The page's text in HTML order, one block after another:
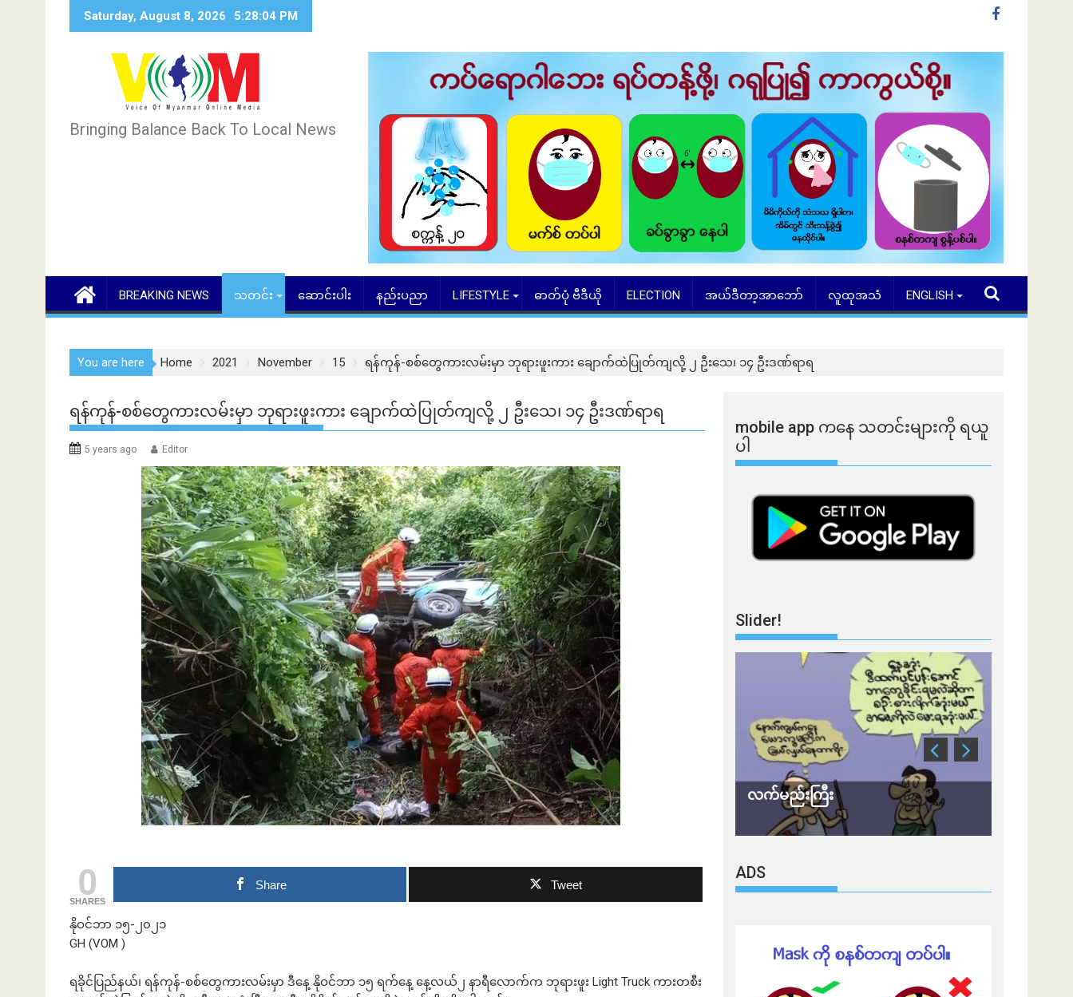
Saturday, August 8, 2026 5:28:05 PM
Bringing Balance Back To Local News
BREAKING NEWS သတင်း ဆောင်းပါး နည်းပညာ LIFESTYLE ဓာတ်ပုံ ဗီဒီယို ELECTION အယ်ဒီတာ့အာဘော် လူထုအသံ ENGLISH
You are here Home 2021 November 15 ရန်ကုန်-စစ်တွေကားလမ်းမှာ ဘုရားဖူးကား ချောက်ထဲပြုတ်ကျလို့ ၂ ဦးသေ၊ ၁၄ ဦးဒဏ်ရာရ
ရန်ကုန်-စစ်တွေကားလမ်းမှာ ဘုရားဖူးကား ချောက်ထဲပြုတ်ကျလို့ ၂ ဦးသေ၊ ၁၄ ဦးဒဏ်ရာရ
5 years ago Editor
0
SHARES
Share Tweet
နိုဝင်ဘာ ၁၅-၂၀၂၁
GH (VOM )
ရခိုင်ပြည်နယ်၊ ရန်ကုန်-စစ်တွေကားလမ်းမှာ ဒီနေ့ နိုဝင်ဘာ ၁၅ ရက်နေ့ နေ့လယ်၂ နာရီလောက်က ဘုရားဖူး Light Truck ကားတစီး
mobile app ​​ကနေ ​​သတင်းများကို ရယူ
ပါ
Slider!
ဘဏ်နဲ့အကြွေး ဘာလျှော့မလဲ လက်မည်းကြီး
ADS